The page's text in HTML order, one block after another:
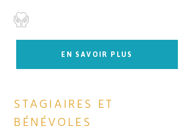
EN SAVOIR PLUS
STAGIAIRES ET
BÉNÉVOLES